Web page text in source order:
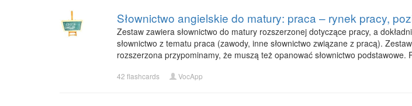
Słownictwo angielskie do matury: praca – rynek pracy,
Zestaw zawiera słownictwo do matury rozszerzonej dotyczące pracy, a
słownictwo z tematu praca (zawody, inne słownictwo związane z pracą).
rozszerzona przypominamy, że muszą też opanować słownictwo podstawowe.
42 flashcards VocApp